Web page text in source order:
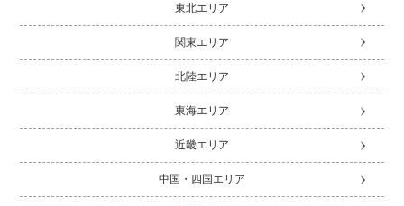
東北エリア
関東エリア
北陸エリア
東海エリア
近畿エリア
中国・四国エリア